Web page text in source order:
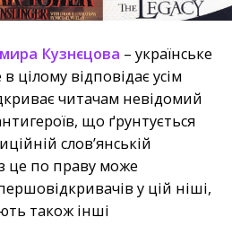
Кузнєцова – українське
цілому відповідає усім
читачам невідомий
що ґрунтується
слов’янській
це по праву може
у цій ніші,
також інші